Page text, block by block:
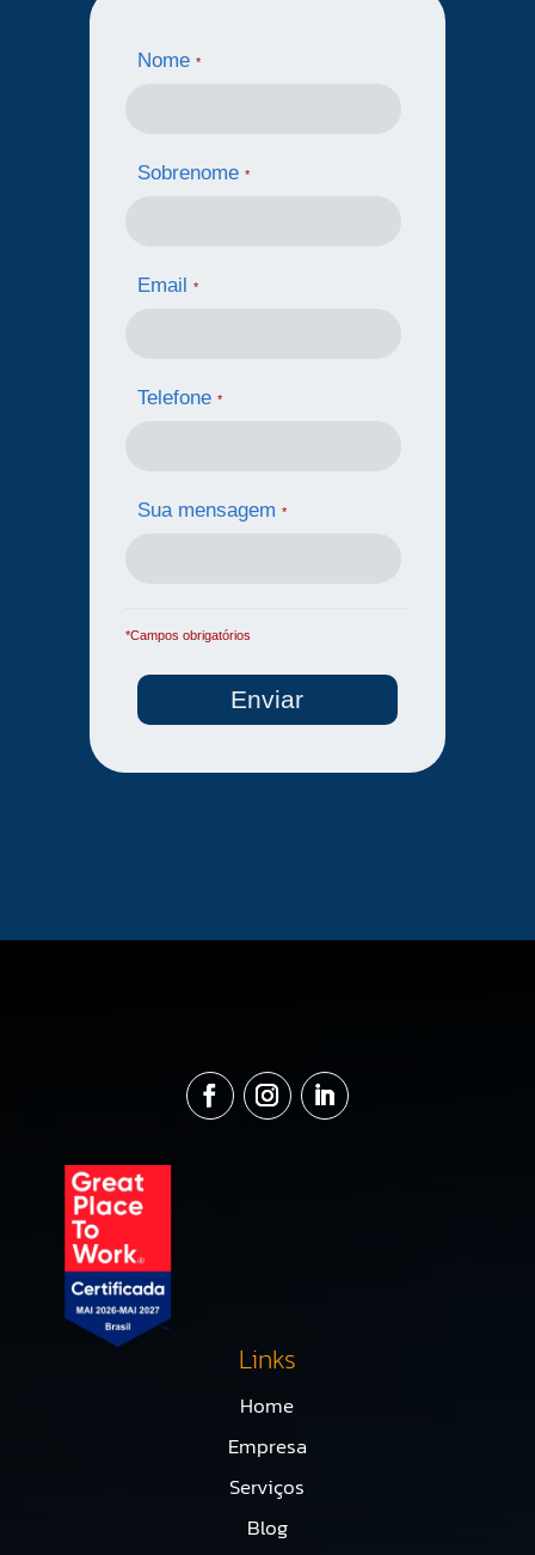
Nome *
Sobrenome *
Email *
Telefone *
Sua mensagem *
*Campos obrigatórios
Links
Home
Empresa
Serviços
Blog